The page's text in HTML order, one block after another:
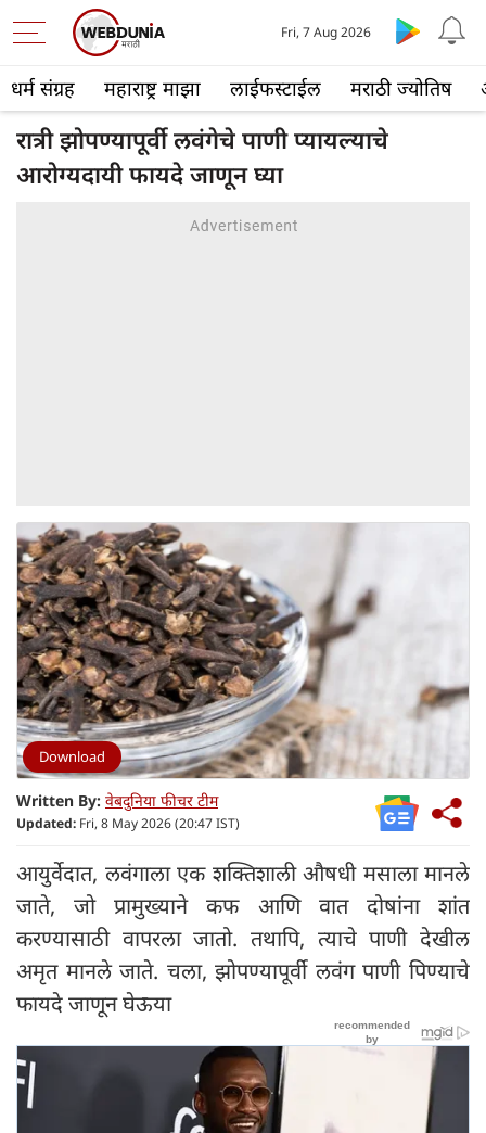
धर्म संग्रह महाराष्ट्र माझा लाईफस्टाईल मराठी ज्योतिष
Fri, 7 Aug 2026
रात्री झोपण्यापूर्वी लवंगेचे पाणी प्यायल्याचे
आरोग्यदायी फायदे जाणून घ्या
Download
Written By: वेबदुनिया फीचर टीम
Updated: Fri, 8 May 2026 (20:47 IST)
आयुर्वेदात, लवंगाला एक शक्तिशाली औषधी मसाला मानले
जाते, जो प्रामुख्याने कफ आणि वात दोषांना शांत
करण्यासाठी वापरला जातो. तथापि, त्याचे पाणी देखील
अमृत मानले जाते. चला, झोपण्यापूर्वी लवंग पाणी पिण्याचे
फायदे जाणून घेऊया